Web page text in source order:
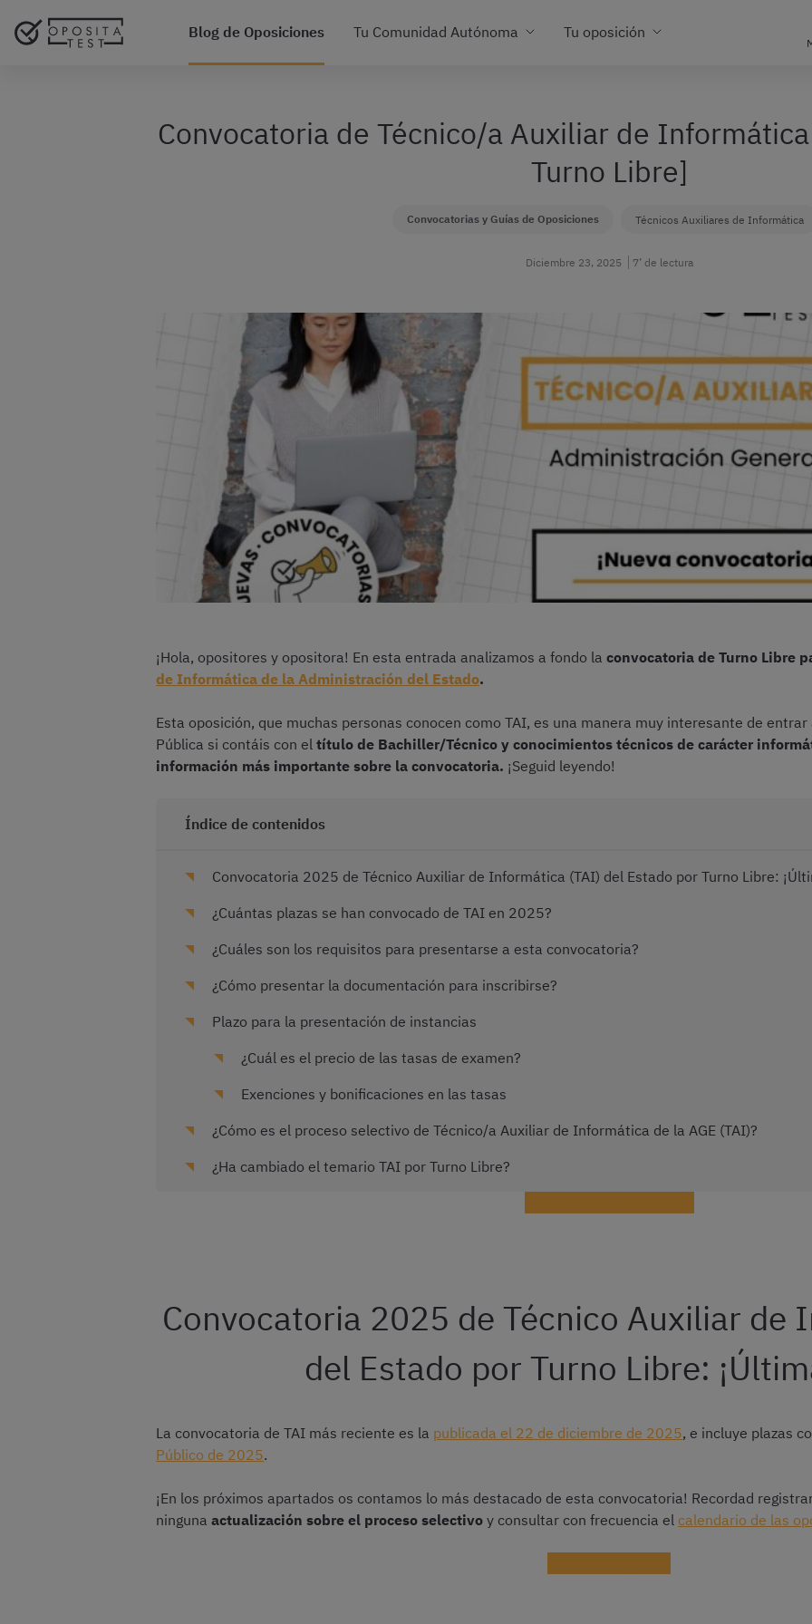
Blog de Oposiciones Tu Comunidad Autónoma Tu oposición
Convocatoria de Técnico/a Auxiliar de
Turno Libre]
Convocatorias y Guías de Oposiciones Técnicos Auxiliares de Informática
Diciembre 23, 2025 7’ de lectura
¡Hola, opositores y opositora! En esta entrada analizamos a fondo la convocatoria de Turno Libre
de Informática de la Administración del Estado.
Esta oposición, que muchas personas conocen como TAI, es una manera muy interesante de
Pública si contáis con el título de Bachiller/Técnico y conocimientos técnicos de carácter
información más importante sobre la convocatoria. ¡Seguid leyendo!
Índice de contenidos
Convocatoria 2025 de Técnico Auxiliar de Informática (TAI) del Estado por Turno Libre:
¿Cuántas plazas se han convocado de TAI en 2025?
¿Cuáles son los requisitos para presentarse a esta convocatoria?
¿Cómo presentar la documentación para inscribirse?
Plazo para la presentación de instancias
¿Cuál es el precio de las tasas de examen?
Exenciones y bonificaciones en las tasas
¿Cómo es el proceso selectivo de Técnico/a Auxiliar de Informática de la AGE (TAI)?
¿Ha cambiado el temario TAI por Turno Libre?
Convocatoria 2025 de Técnico Auxiliar de
del Estado por Turno Libre:
La convocatoria de TAI más reciente es la publicada el 22 de diciembre de 2025, e incluye plazas
Público de 2025.
¡En los próximos apartados os contamos lo más destacado de esta convocatoria! Recordad
ninguna actualización sobre el proceso selectivo y consultar con frecuencia el calendario de las